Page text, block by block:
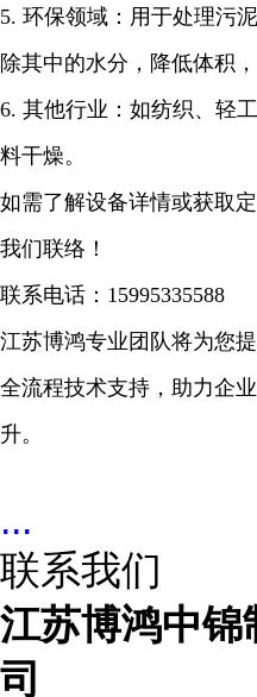
5. 环保领域：用于处理污
除其中的水分，降低体积
6. 其他行业：如纺织、轻
料干燥。
如需了解设备详情或获取
我们联络！
联系电话： 15995335588
江苏博鸿专业团队将为您
全流程技术支持，助力企
升。
...
联系我们
江苏博鸿中锦
司